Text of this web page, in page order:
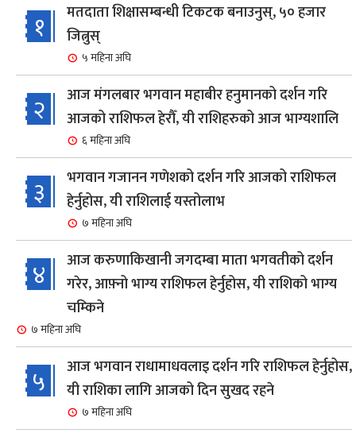
१
मतदाता शिक्षासम्बन्धी टिकटक बनाउनुस्, ५० हजार
जित्नुस्
५ महिना अघि
२
आज मंगलबार भगवान महाबीर हनुमानको दर्शन गरि
आजको राशिफल हेरौँ, यी राशिहरुको आज भाग्यशालि
६ महिना अघि
३
भगवान गजानन गणेशको दर्शन गरि आजको राशिफल
हेर्नुहोस, यी राशिलाई यस्तोलाभ
७ महिना अघि
४
आज करुणाकिखानी जगदम्बा माता भगवतीको दर्शन
गरेर, आफ़्नो भाग्य राशिफल हेर्नुहोस, यी राशिको भाग्य
चम्किने
७ महिना अघि
५
आज भगवान राधामाधवलाइ दर्शन गरि राशिफल हेर्नुहोस,
यी राशिका लागि आजको दिन सुखद रहने
७ महिना अघि